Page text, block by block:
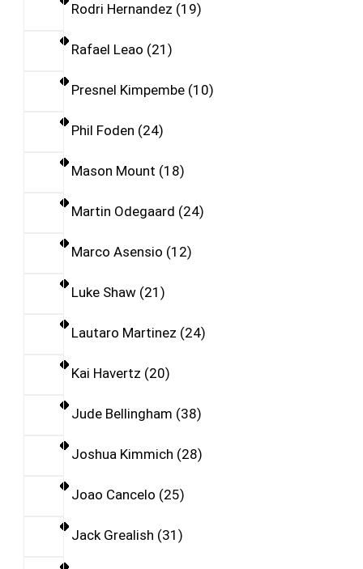
Rodri Hernandez 19
Rafael Leao 21
Presnel Kimpembe 10
Phil Foden 24
Mason Mount 18
Martin Odegaard 24
Marco Asensio 12
Luke Shaw 21
Lautaro Martinez 24
Kai Havertz 20
Jude Bellingham 38
Joshua Kimmich 28
Joao Cancelo 25
Jack Grealish 31